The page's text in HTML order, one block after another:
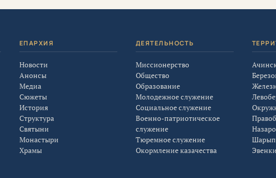
ЕПАРХИЯ
Новости
Анонсы
Медиа
Сюжеты
История
Структура
Святыни
Монастыри
Храмы
ДЕЯТЕЛЬНОСТЬ
Миссионерство
Общество
Образование
Молодежное служение
Социальное служение
Военно-патриотическое
служение
Тюремное служение
Окормление казачества